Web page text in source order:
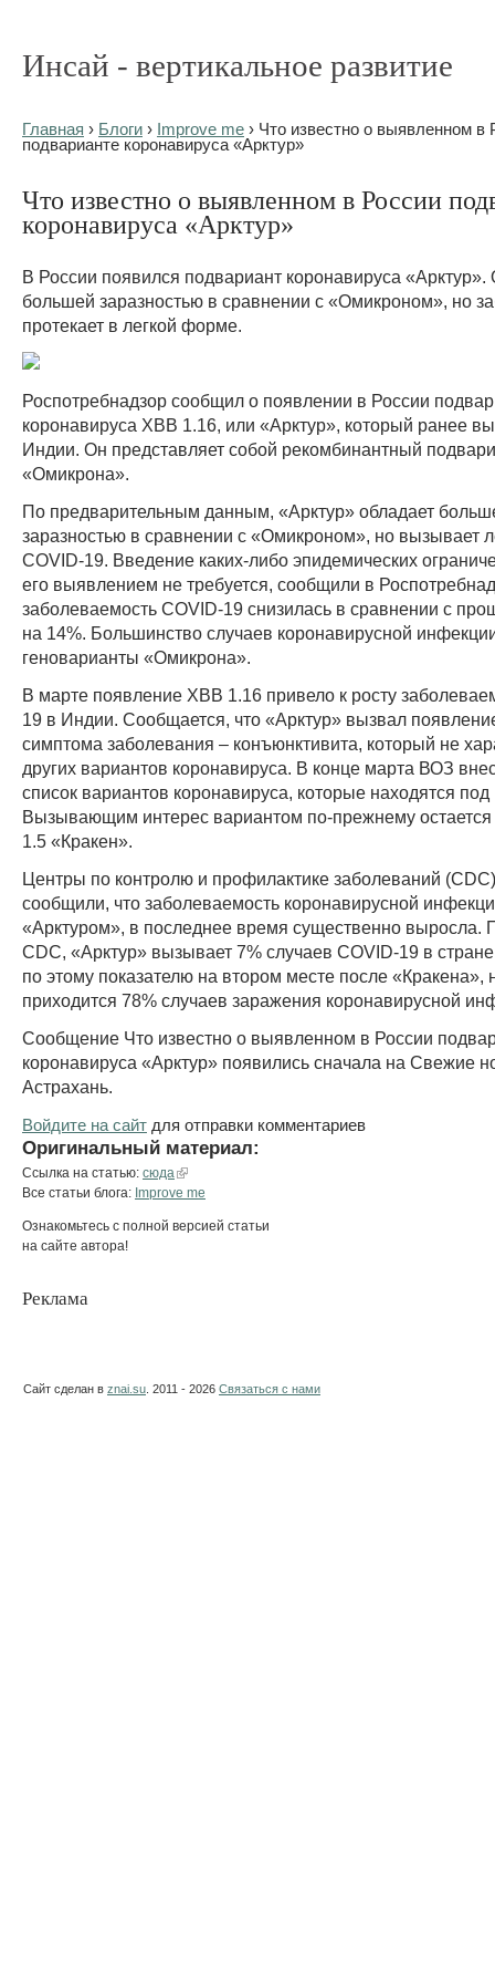
Инсай - вертикальное развитие
Главная › Блоги › Improve me › Что известно о выявленном в
подварианте коронавируса «Арктур»
Что известно о выявленном в России
коронавируса «Арктур»
В России появился подвариант коронавируса «Арктур».
большей заразностью в сравнении с «Омикроном», но
протекает в легкой форме.
Роспотребнадзор сообщил о появлении в России
коронавируса ХВВ 1.16, или «Арктур», который ранее
Индии. Он представляет собой рекомбинантный
«Омикрона».
По предварительным данным, «Арктур» обладает
заразностью в сравнении с «Омикроном», но вызывает
COVID-19. Введение каких-либо эпидемических
его выявлением не требуется, сообщили в
заболеваемость COVID-19 снизилась в сравнении с
на 14%. Большинство случаев коронавирусной
геноварианты «Омикрона».
В марте появление ХВВ 1.16 привело к росту
19 в Индии. Сообщается, что «Арктур» вызвал
симптома заболевания – конъюнктивита, который не
других вариантов коронавируса. В конце марта ВОЗ
список вариантов коронавируса, которые находятся
Вызывающим интерес вариантом по-прежнему остается
1.5 «Кракен».
Центры по контролю и профилактике заболеваний
сообщили, что заболеваемость коронавирусной
«Арктуром», в последнее время существенно выросла.
CDC, «Арктур» вызывает 7% случаев COVID-19 в
по этому показателю на втором месте после «Кракена»,
приходится 78% случаев заражения коронавирусной
Сообщение Что известно о выявленном в России
коронавируса «Арктур» появились сначала на Свежие
Астрахань.
Войдите на сайт для отправки комментариев
Оригинальный материал:
Ссылка на статью: сюда
Все статьи блога: Improve me
Ознакомьтесь с полной версией статьи
на сайте автора!
Реклама
Сайт сделан в znai.su . 2011 - 2026 Связаться с нами